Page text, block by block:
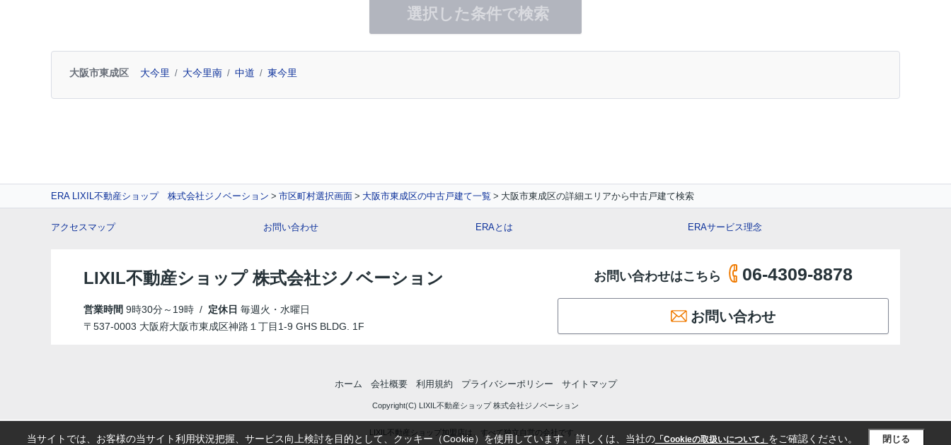
選択した条件で検索
大阪市東成区 大今里 大今里南 中道 東今里
ERA LIXIL不動産ショップ 株式会社ジノベーション 市区町村選択画面 大阪市東成区の中古戸建て一覧 大阪市東成区の詳細エリアから中古戸建て検索
アクセスマップ お問い合わせ ERAとは ERAサービス理念
LIXIL不動産ショップ 株式会社ジノベーション
営業時間 9時30分～19時 / 定休日 毎週火・水曜日
〒537-0003 大阪府大阪市東成区神路１丁目1-9 GHS BLDG. 1F
お問い合わせはこちら 06-4309-8878
お問い合わせ
ホーム 会社概要 利用規約 プライバシーポリシー サイトマップ
Copyright(C) LIXIL不動産ショップ 株式会社ジノベーション
LIXIL不動産ショップ加盟店は、すべて独立自営の会社です。
当サイトでは、お客様の当サイト利用状況把握、サービス向上検討を目的として、クッキー（Cookie）を使用しています。 詳しくは、当社の「Cookieの取扱いについて」 をご確認ください。 閉じる